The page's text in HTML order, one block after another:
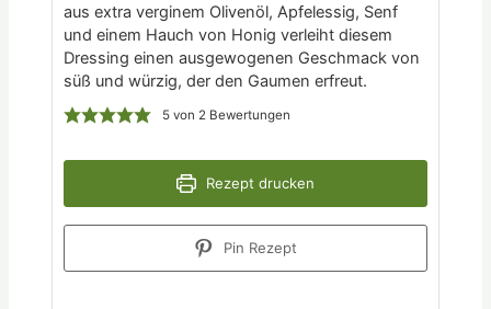
aus extra verginem Olivenöl, Apfelessig, Senf
und einem Hauch von Honig verleiht diesem
Dressing einen ausgewogenen Geschmack von
süß und würzig, der den Gaumen erfreut.
5 von 2 Bewertungen
Rezept drucken
Pin Rezept